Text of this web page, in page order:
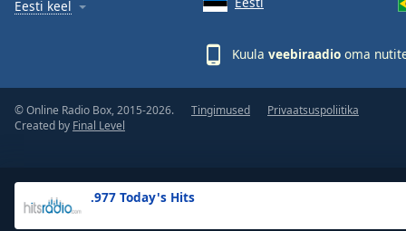
Opacity
Background
.977 Today's Hits
Eesti keel
Kuula veebiraadio oma
© Online Radio Box, 2015-2026.
Created by Final Level
Tingimused Privaatsuspoliitika